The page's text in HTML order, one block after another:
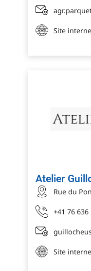
Site
Atelier
Rue du
+41 76 636
Site